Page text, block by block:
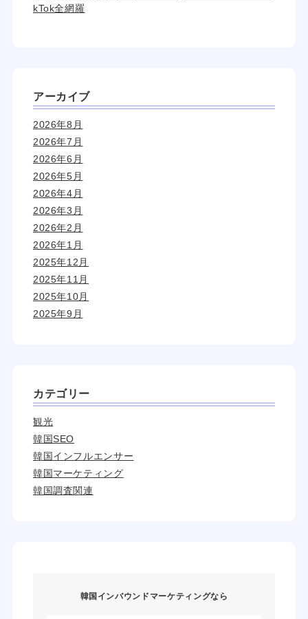
kTok全網羅
アーカイブ
2026年8月
2026年7月
2026年6月
2026年5月
2026年4月
2026年3月
2026年2月
2026年1月
2025年12月
2025年11月
2025年10月
2025年9月
カテゴリー
観光
韓国SEO
韓国インフルエンサー
韓国マーケティング
韓国調査関連
韓国インバウンドマーケティングなら